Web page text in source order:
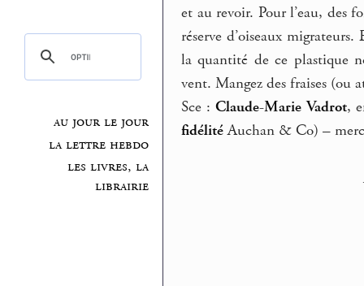
au jour le jour
la lettre hebdo
les livres, la
librairie
et au revoir. Pour l’eau, des
réserve d’oiseaux
la quantité de ce plastique
vent. Mangez des fraises (ou
Sce :Claude-Marie Vadrot,
fidélitéAuchan & Co) –